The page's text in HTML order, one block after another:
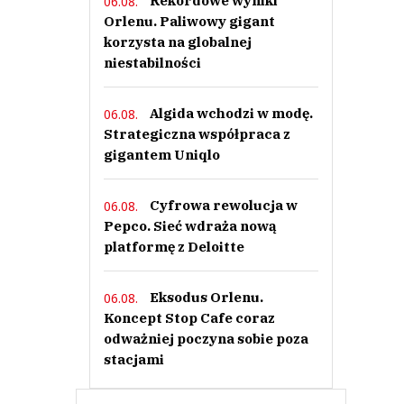
Orlenu. Paliwowy gigant
korzysta na globalnej
niestabilności
06.08.
Algida wchodzi w modę.
Strategiczna współpraca z
gigantem Uniqlo
06.08.
Cyfrowa rewolucja w
Pepco. Sieć wdraża nową
platformę z Deloitte
06.08.
Eksodus Orlenu.
Koncept Stop Cafe coraz
odważniej poczyna sobie poza
stacjami